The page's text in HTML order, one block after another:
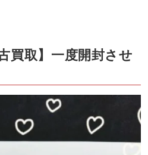
買取】一度開封させ